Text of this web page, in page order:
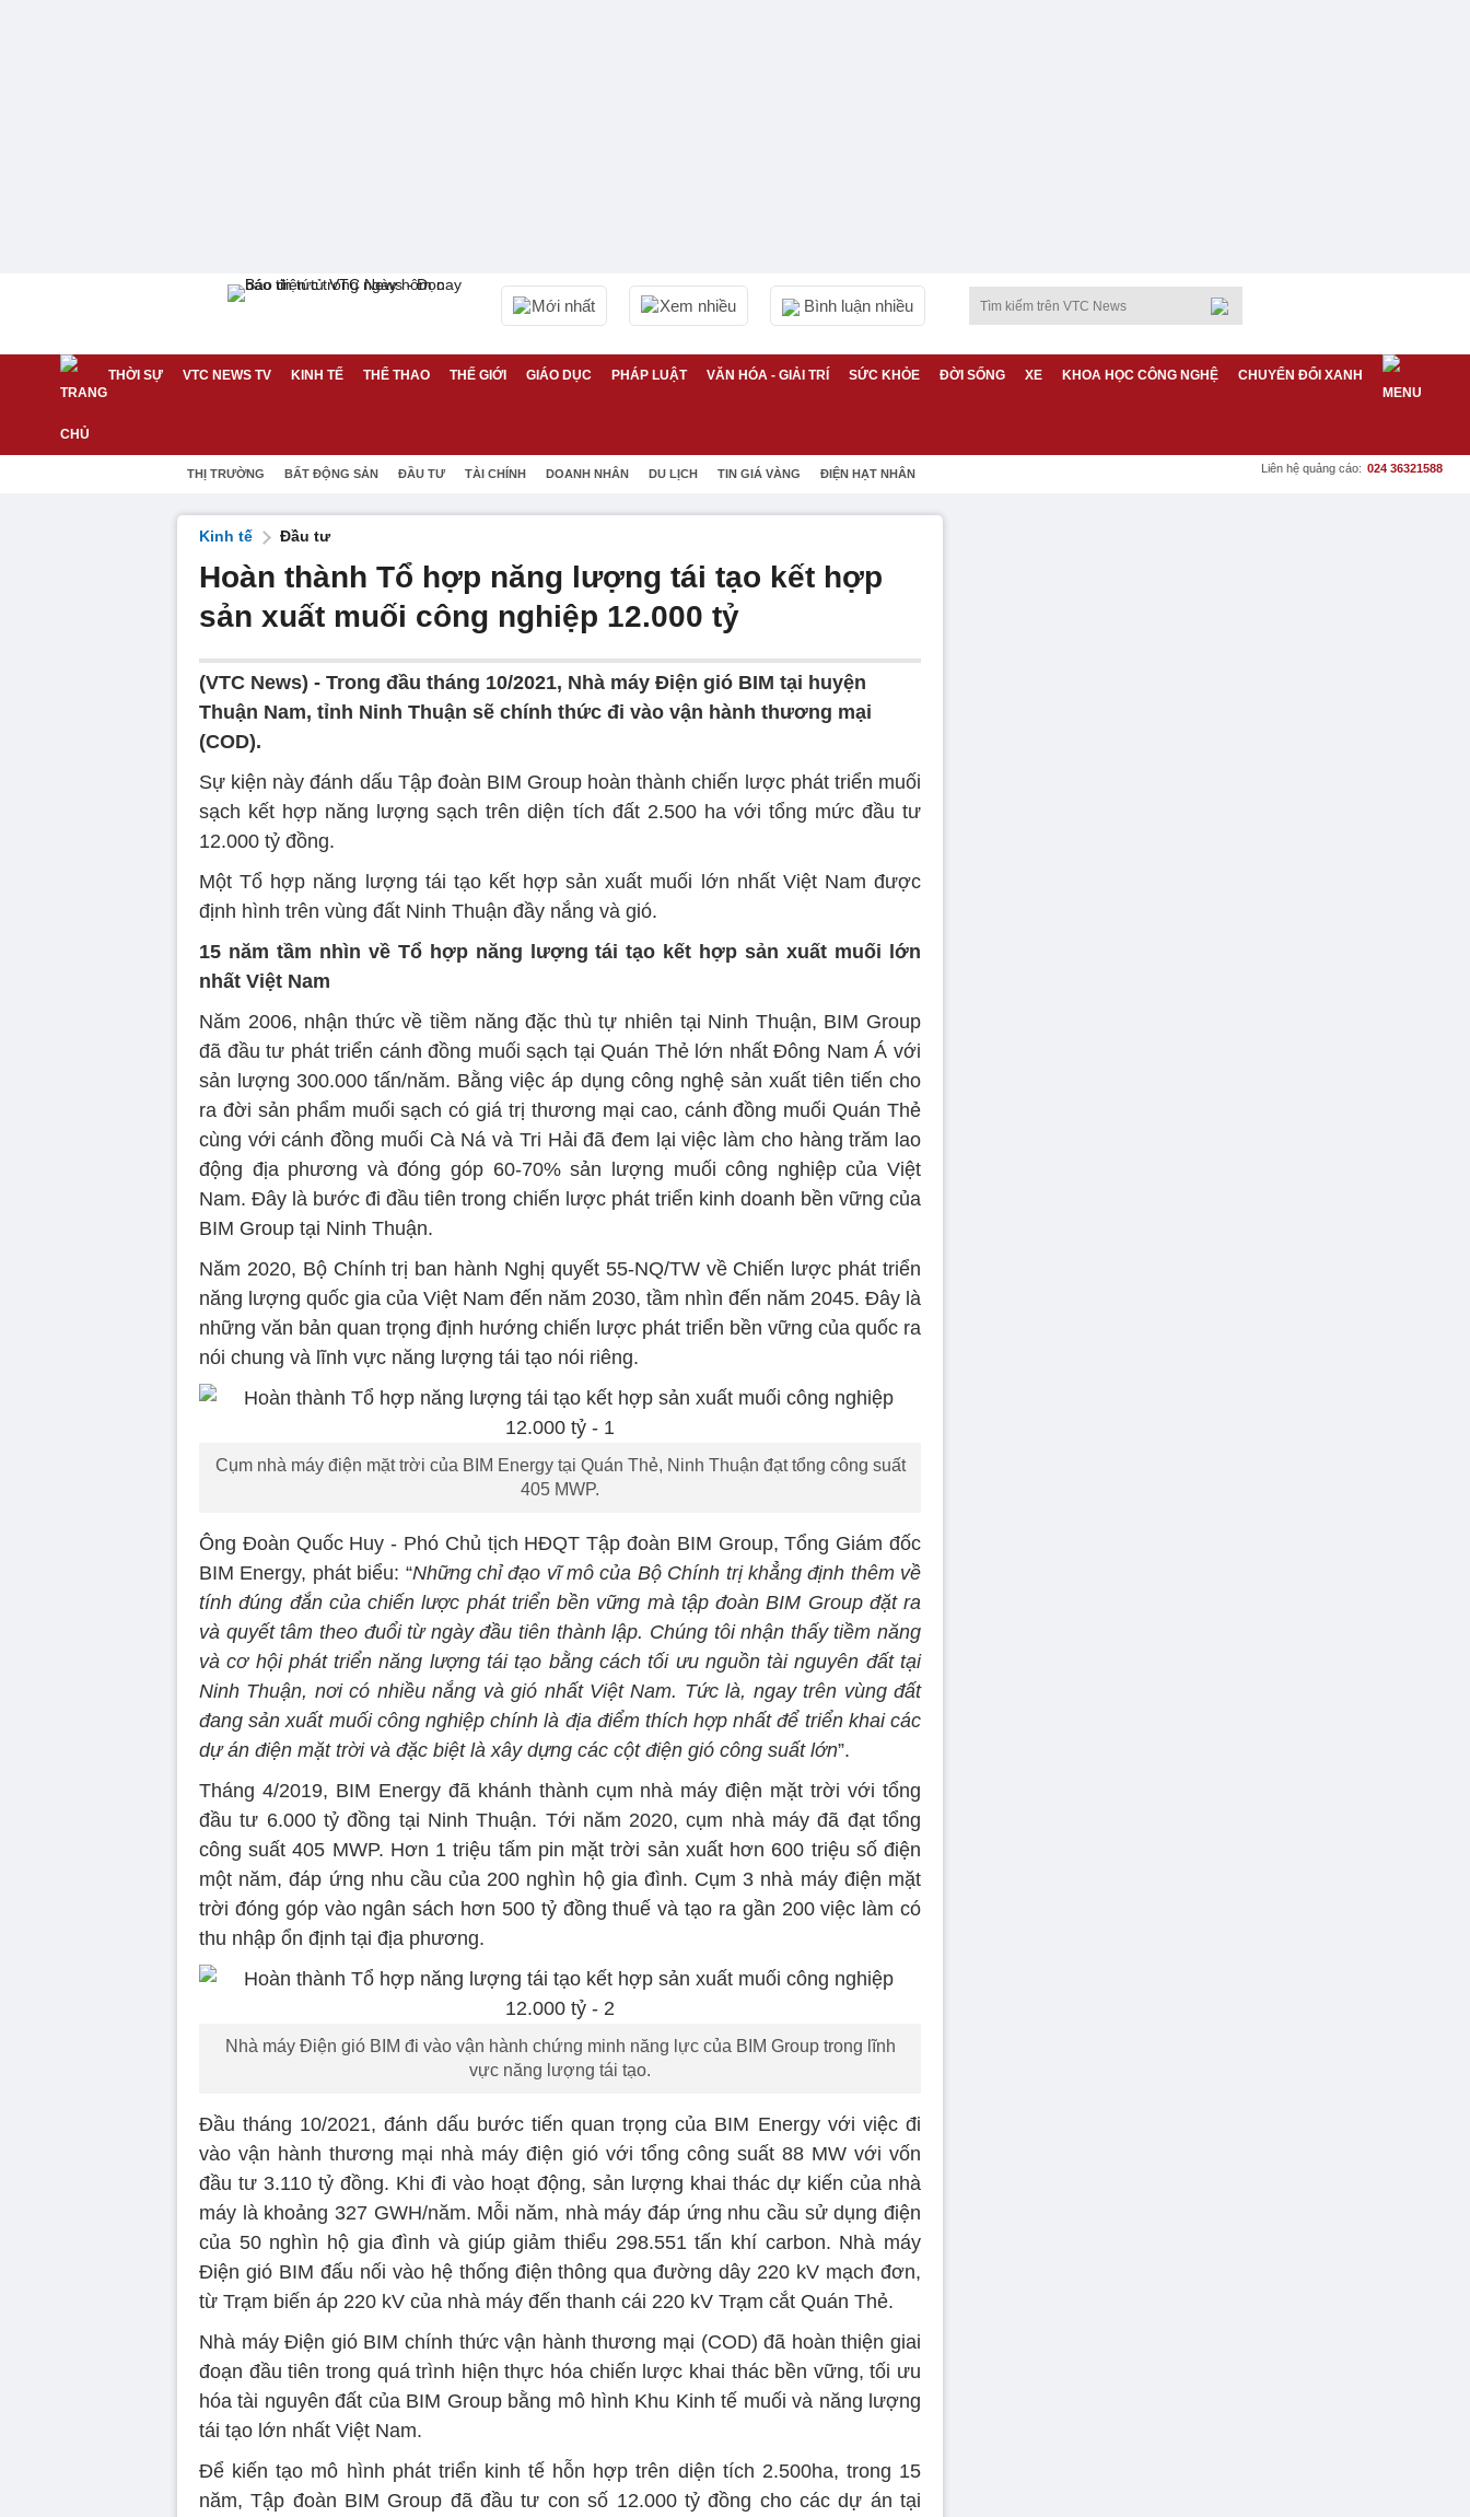
Mới nhất Xem nhiều Bình luận nhiều
THỜI SỰ VTC NEWS TV KINH TẾ THỂ THAO THẾ GIỚI GIÁO DỤC PHÁP LUẬT VĂN HÓA - GIẢI TRÍ SỨC KHỎE ĐỜI SỐNG XE KHOA HỌC CÔNG NGHỆ CHUYỂN ĐỔI XANH
THỊ TRƯỜNG BẤT ĐỘNG SẢN ĐẦU TƯ TÀI CHÍNH DOANH NHÂN DU LỊCH TIN GIÁ VÀNG ĐIỆN HẠT NHÂN Liên hệ quảng cáo: 024 36321588
Kinh tế Đầu tư
Hoàn thành Tổ hợp năng lượng tái tạo kết hợp
sản xuất muối công nghiệp 12.000 tỷ
(VTC News) - Trong đầu tháng 10/2021, Nhà máy Điện gió BIM tại huyện
Thuận Nam, tỉnh Ninh Thuận sẽ chính thức đi vào vận hành thương mại
(COD).
Sự kiện này đánh dấu Tập đoàn BIM Group hoàn thành chiến lược phát triển muối
sạch kết hợp năng lượng sạch trên diện tích đất 2.500 ha với tổng mức đầu tư
12.000 tỷ đồng.
Một Tổ hợp năng lượng tái tạo kết hợp sản xuất muối lớn nhất Việt Nam được
định hình trên vùng đất Ninh Thuận đầy nắng và gió.
15 năm tầm nhìn về Tổ hợp năng lượng tái tạo kết hợp sản xuất muối lớn
nhất Việt Nam
Năm 2006, nhận thức về tiềm năng đặc thù tự nhiên tại Ninh Thuận, BIM Group
đã đầu tư phát triển cánh đồng muối sạch tại Quán Thẻ lớn nhất Đông Nam Á với
sản lượng 300.000 tấn/năm. Bằng việc áp dụng công nghệ sản xuất tiên tiến cho
ra đời sản phẩm muối sạch có giá trị thương mại cao, cánh đồng muối Quán Thẻ
cùng với cánh đồng muối Cà Ná và Tri Hải đã đem lại việc làm cho hàng trăm lao
động địa phương và đóng góp 60-70% sản lượng muối công nghiệp của Việt
Nam. Đây là bước đi đầu tiên trong chiến lược phát triển kinh doanh bền vững của
BIM Group tại Ninh Thuận.
Năm 2020, Bộ Chính trị ban hành Nghị quyết 55-NQ/TW về Chiến lược phát triển
năng lượng quốc gia của Việt Nam đến năm 2030, tầm nhìn đến năm 2045. Đây là
những văn bản quan trọng định hướng chiến lược phát triển bền vững của quốc ra
nói chung và lĩnh vực năng lượng tái tạo nói riêng.
Cụm nhà máy điện mặt trời của BIM Energy tại Quán Thẻ, Ninh Thuận đạt tổng công suất
405 MWP.
Ông Đoàn Quốc Huy - Phó Chủ tịch HĐQT Tập đoàn BIM Group, Tổng Giám đốc
BIM Energy, phát biểu: “Những chỉ đạo vĩ mô của Bộ Chính trị khẳng định thêm về
tính đúng đắn của chiến lược phát triển bền vững mà tập đoàn BIM Group đặt ra
và quyết tâm theo đuổi từ ngày đầu tiên thành lập. Chúng tôi nhận thấy tiềm năng
và cơ hội phát triển năng lượng tái tạo bằng cách tối ưu nguồn tài nguyên đất tại
Ninh Thuận, nơi có nhiều nắng và gió nhất Việt Nam. Tức là, ngay trên vùng đất
đang sản xuất muối công nghiệp chính là địa điểm thích hợp nhất để triển khai các
dự án điện mặt trời và đặc biệt là xây dựng các cột điện gió công suất lớn”.
Tháng 4/2019, BIM Energy đã khánh thành cụm nhà máy điện mặt trời với tổng
đầu tư 6.000 tỷ đồng tại Ninh Thuận. Tới năm 2020, cụm nhà máy đã đạt tổng
công suất 405 MWP. Hơn 1 triệu tấm pin mặt trời sản xuất hơn 600 triệu số điện
một năm, đáp ứng nhu cầu của 200 nghìn hộ gia đình. Cụm 3 nhà máy điện mặt
trời đóng góp vào ngân sách hơn 500 tỷ đồng thuế và tạo ra gần 200 việc làm có
thu nhập ổn định tại địa phương.
Nhà máy Điện gió BIM đi vào vận hành chứng minh năng lực của BIM Group trong lĩnh
vực năng lượng tái tạo.
Đầu tháng 10/2021, đánh dấu bước tiến quan trọng của BIM Energy với việc đi
vào vận hành thương mại nhà máy điện gió với tổng công suất 88 MW với vốn
đầu tư 3.110 tỷ đồng. Khi đi vào hoạt động, sản lượng khai thác dự kiến của nhà
máy là khoảng 327 GWH/năm. Mỗi năm, nhà máy đáp ứng nhu cầu sử dụng điện
của 50 nghìn hộ gia đình và giúp giảm thiểu 298.551 tấn khí carbon. Nhà máy
Điện gió BIM đấu nối vào hệ thống điện thông qua đường dây 220 kV mạch đơn,
từ Trạm biến áp 220 kV của nhà máy đến thanh cái 220 kV Trạm cắt Quán Thẻ.
Nhà máy Điện gió BIM chính thức vận hành thương mại (COD) đã hoàn thiện giai
đoạn đầu tiên trong quá trình hiện thực hóa chiến lược khai thác bền vững, tối ưu
hóa tài nguyên đất của BIM Group bằng mô hình Khu Kinh tế muối và năng lượng
tái tạo lớn nhất Việt Nam.
Để kiến tạo mô hình phát triển kinh tế hỗn hợp trên diện tích 2.500ha, trong 15
năm, Tập đoàn BIM Group đã đầu tư con số 12.000 tỷ đồng cho các dự án tại